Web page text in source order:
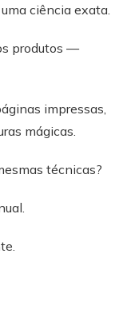
ciência exata.
produtos —
impressas,
mágicas.
técnicas?